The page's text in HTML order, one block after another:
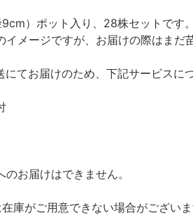
）ポット入り、28株セットです。
メージですが、お届けの際はまだ
てお届けのため、下記サービスに
お届けはできません。
庫がご用意できない場合がござい